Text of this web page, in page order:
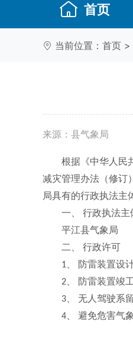
首页
当前位置： 首页 >
来源：县气象局
根据《中华人民
减灾管理办法（修订
局具有的行政执法主
一、
行政执法主
平江县气象局
二、
行政许可
1 防雷装置设
2 防雷装置竣
3 无人驾驶系
4 避免危害气